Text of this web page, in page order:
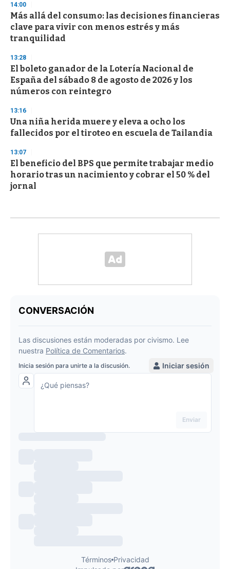
14:00
Más allá del consumo: las decisiones financieras
clave para vivir con menos estrés y más
tranquilidad
13:28
El boleto ganador de la Lotería Nacional de
España del sábado 8 de agosto de 2026 y los
números con reintegro
13:16
Una niña herida muere y eleva a ocho los
fallecidos por el tiroteo en escuela de Tailandia
13:07
El beneficio del BPS que permite trabajar medio
horario tras un nacimiento y cobrar el 50 % del
jornal